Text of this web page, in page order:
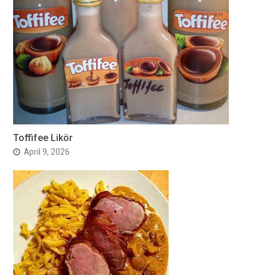
Toffifee Likör
April 9, 2026